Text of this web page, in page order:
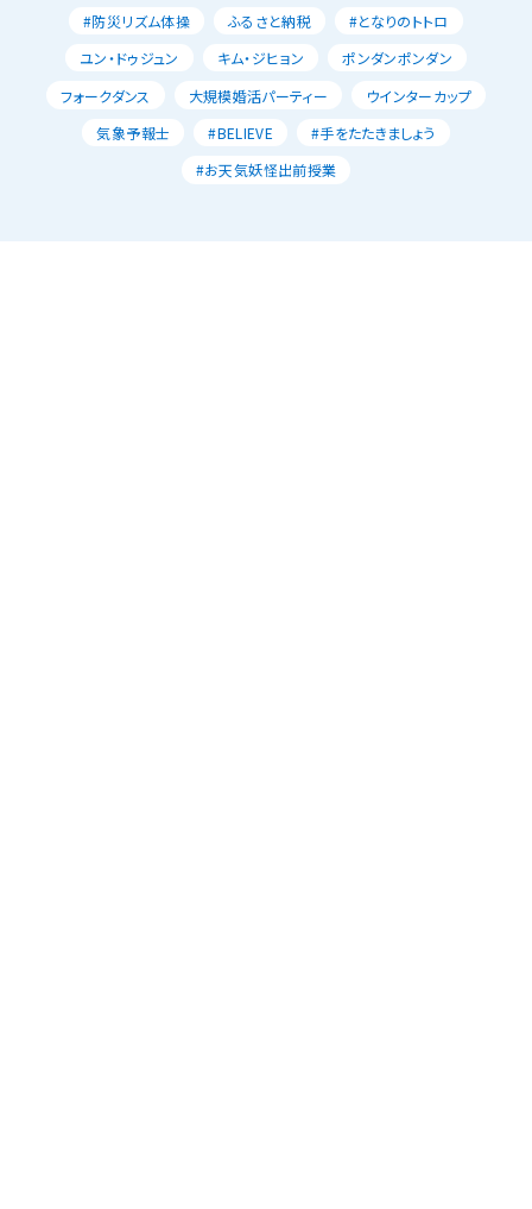
#防災リズム体操
ふるさと納税
#となりのトトロ
ユン・ドゥジュン
キム・ジヒョン
ポンダンポンダン
フォークダンス
大規模婚活パーティー
ウインターカップ
気象予報士
#BELIEVE
#手をたたきましょう
#お天気妖怪出前授業